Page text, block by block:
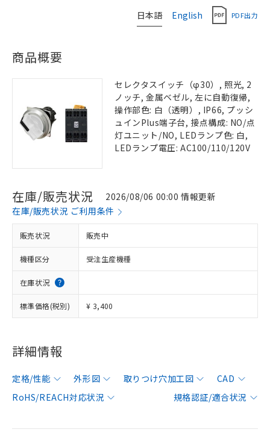
日本語 English PDF出力
商品概要
セレクタスイッチ（φ30）, 照光, 2
ノッチ, 金属ベゼル, 左に自動復帰,
操作部色: 白（透明）, IP66, プッシ
ュインPlus端子台, 接点構成: NO/点
灯ユニット/NO, LEDランプ色: 白,
LEDランプ電圧: AC100/110/120V
在庫/販売状況
2026/08/06 00:00 情報更新
在庫/販売状況 ご利用条件
販売状況 販売中
機種区分 受注生産機種
在庫状況
標準価格(税別) ¥ 3,400
詳細情報
定格/性能 外形図 取りつけ穴加工図
CAD
RoHS/REACH対応状況
規格認証/適合状況